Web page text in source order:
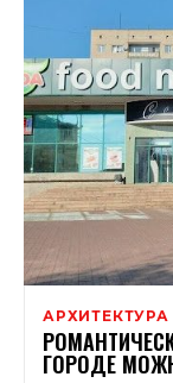
АРХИТЕКТУРА
ГОРОДЕ